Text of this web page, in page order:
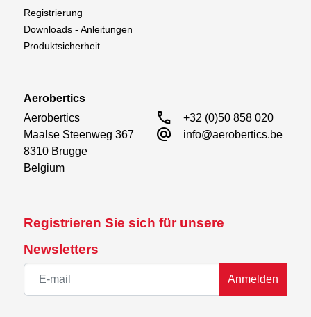
Der Perma-Grit Contour Block Coarse liefert schnelle,
saubere und gleichmäßige Ergebnisse – ein
unverzichtbares Werkzeug für ambitionierte
Registrieren Sie sich für unsere
Newsletters
Anmelden
Registrierung
Downloads - Anleitungen
Produktsicherheit
Aerobertics
Aerobertics
Maalse Steenweg 367
8310 Brugge
Belgium
call +32 (0)50 858 020
alternate_email info@aerobertics.be